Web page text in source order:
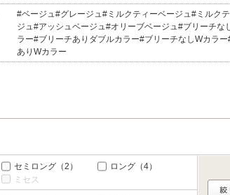
休
25 26 27 28 29 30 31
#ベージュ#グレージュ#ミルクティーベージュ#ミルク
ジュ#アッシュベージュ#オリーブベージュ#ブリーチな
ラー#ブリーチありダブルカラー#ブリーチなしWカラ
ありWカラー
セミロング （2） ロング （4）
ミセス